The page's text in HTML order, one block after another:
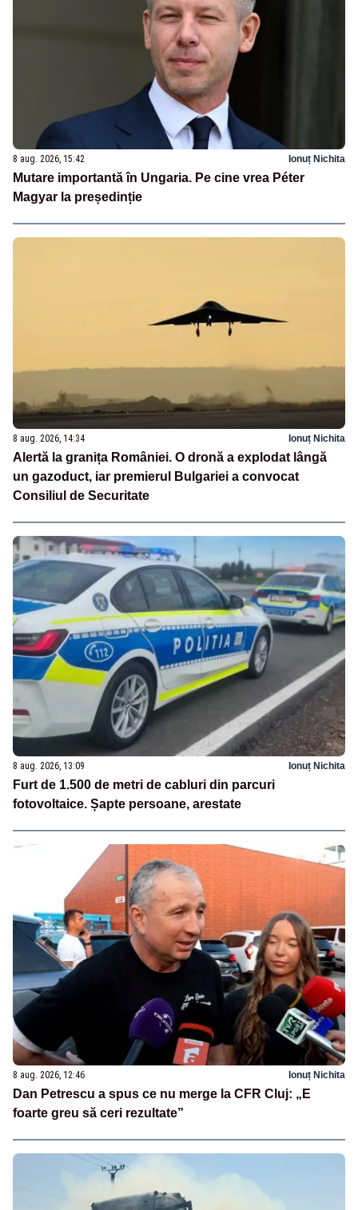
8 aug. 2026, 15:42 Ionuț Nichita
Mutare importantă în Ungaria. Pe cine vrea Péter
Magyar la președinție
8 aug. 2026, 14:34 Ionuț Nichita
Alertă la granița României. O dronă a explodat lângă
un gazoduct, iar premierul Bulgariei a convocat
Consiliul de Securitate
8 aug. 2026, 13:09 Ionuț Nichita
Furt de 1.500 de metri de cabluri din parcuri
fotovoltaice. Șapte persoane, arestate
8 aug. 2026, 12:46 Ionuț Nichita
Dan Petrescu a spus ce nu merge la CFR Cluj: „E
foarte greu să ceri rezultate”